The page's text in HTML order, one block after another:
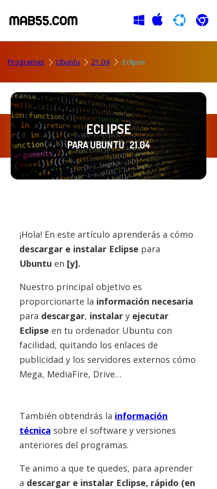
Programas Ubuntu 21.04 Eclipse
ECLIPSE
PARA UBUNTU 21.04
¡Hola! En este artículo aprenderás a cómo
descargar e instalar Eclipse para
Ubuntu en [y].
Nuestro principal objetivo es
proporcionarte la información necesaria
para descargar, instalar y ejecutar
Eclipse en tu ordenador Ubuntu con
facilidad, quitando los enlaces de
publicidad y los servidores externos cómo
Mega, MediaFire, Drive…
También obtendrás la información
técnica sobre el software y versiones
anteriores del programas.
Te animo a que te quedes, para aprender
a descargar e instalar Eclipse, rápido (en